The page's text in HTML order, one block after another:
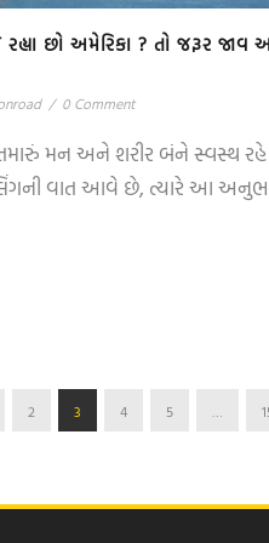
રહ્યા છો અમેરિકા ? તો જરૂર જાવ
/ 0 Comment
તમારું મન અને શરીર બંને સ્વસ્થ
વાત આવે છે, ત્યારે આ
2 3 4 5 …